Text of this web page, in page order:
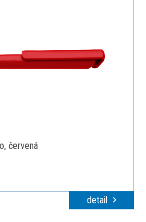
červená
detail